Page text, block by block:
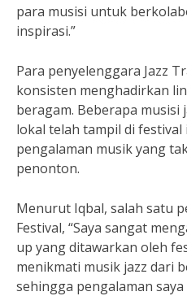
para musisi untuk
inspirasi.”
Para penyelenggara Jazz
konsisten menghadirkan
beragam. Beberapa musisi
lokal telah tampil di festival
pengalaman musik yang
penonton.
Menurut Iqbal, salah satu
Festival, “Saya sangat
up yang ditawarkan oleh
menikmati musik jazz dari
sehingga pengalaman